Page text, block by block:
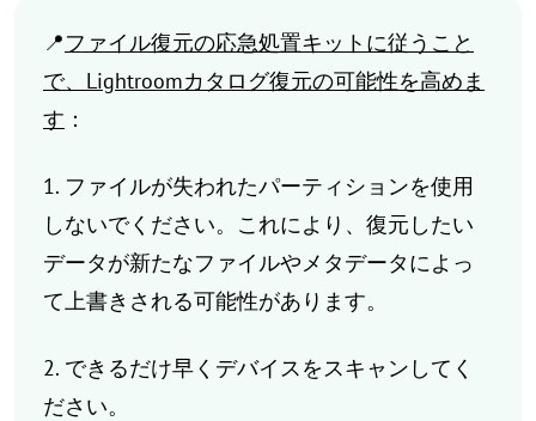
📍ファイル復元の応急処置キットに従うこと
で、Lightroomカタログ復元の可能性を高めま
す ：
1. ファイルが失われたパーティションを使用
しないでください。これにより、復元したい
データが新たなファイルやメタデータによっ
て上書きされる可能性があります。
2. できるだけ早くデバイスをスキャンしてく
ださい。